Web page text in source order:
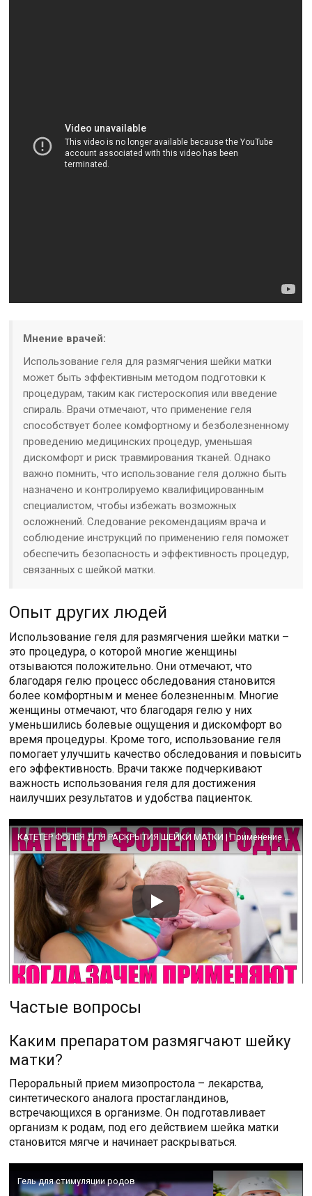
Мнение врачей:
Использование геля для размягчения шейки матки
может быть эффективным методом подготовки к
процедурам, таким как гистероскопия или введение
спираль. Врачи отмечают, что применение геля
способствует более комфортному и безболезненному
проведению медицинских процедур, уменьшая
дискомфорт и риск травмирования тканей. Однако
важно помнить, что использование геля должно быть
назначено и контролируемо квалифицированным
специалистом, чтобы избежать возможных
осложнений. Следование рекомендациям врача и
соблюдение инструкций по применению геля поможет
обеспечить безопасность и эффективность процедур,
связанных с шейкой матки.
Опыт других людей
Использование геля для размягчения шейки матки –
это процедура, о которой многие женщины
отзываются положительно. Они отмечают, что
благодаря гелю процесс обследования становится
более комфортным и менее болезненным. Многие
женщины отмечают, что благодаря гелю у них
уменьшились болевые ощущения и дискомфорт во
время процедуры. Кроме того, использование геля
помогает улучшить качество обследования и повысить
его эффективность. Врачи также подчеркивают
важность использования геля для достижения
наилучших результатов и удобства пациенток.
КАТЕТЕР ФОЛЕЯ ДЛЯ РАСКРЫТИЯ ШЕЙКИ МАТКИ | Применение катетера Фолея для стимуляции родов
Частые вопросы
Каким препаратом размягчают шейку
матки?
Пероральный прием мизопростола – лекарства,
синтетического аналога простагландинов,
встречающихся в организме. Он подготавливает
организм к родам, под его действием шейка матки
становится мягче и начинает раскрываться.
Гель для стимуляции родов